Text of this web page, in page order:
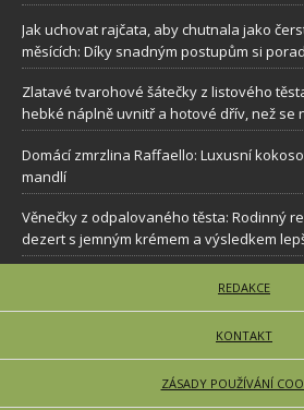
Jak uchovat rajčata, aby chutnala jako
měsících: Díky snadným postupům si
Zlatavé tvarohové šátečky z listového
hebké náplně uvnitř a hotové dřív, než se
Domácí zmrzlina Raffaello: Luxusní
mandlí
Věnečky z odpalovaného těsta: Rodinný
dezert s jemným krémem a výsledkem
REDAKCE
KONTAKT
ZÁSADY POUŽÍVÁNÍ